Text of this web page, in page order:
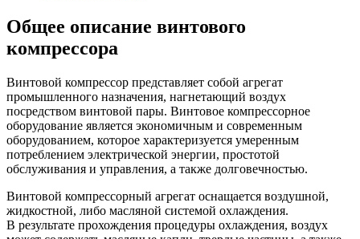
Общее описание винтового
компрессора
Винтовой компрессор представляет собой агрегат
промышленного назначения, нагнетающий воздух
посредством винтовой пары. Винтовое компрессорное
оборудование является экономичным и современным
оборудованием, которое характеризуется умеренным
потреблением электрической энергии, простотой
обслуживания и управления, а также долговечностью.
Винтовой компрессорный агрегат оснащается воздушной,
жидкостной, либо масляной системой охлаждения.
В результате прохождения процедуры охлаждения, воздух